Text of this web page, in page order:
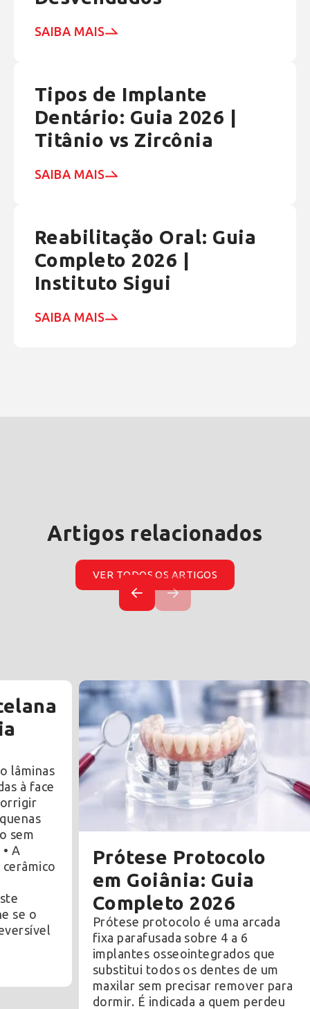
SAIBA MAIS
Tipos de Implante
Dentário: Guia 2026 |
Titânio vs Zircônia
SAIBA MAIS
Reabilitação Oral: Guia
Completo 2026 |
Instituto Sigui
SAIBA MAIS
Artigos relacionados
VER TODOS OS ARTIGOS
lâminas
à face
sem
A
se o
Prótese Protocolo
em Goiânia: Guia
Completo 2026
Prótese protocolo é uma arcada
fixa parafusada sobre 4 a 6
implantes osseointegrados que
substitui todos os dentes de um
maxilar sem precisar remover para
dormir. É indicada a quem perdeu